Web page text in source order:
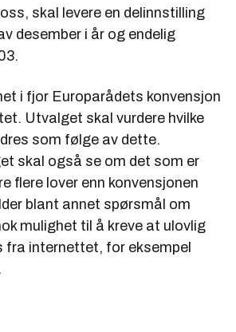
skal levere en delinnstilling
desember i år og endelig
i fjor Europarådets konvensjon
Utvalget skal vurdere hvilke
som følge av dette.
skal også se om det som er
flere lover enn konvensjonen
blant annet spørsmål om
mulighet til å kreve at ulovlig
fra internettet, for eksempel